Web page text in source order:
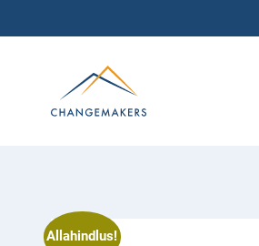
Allahindlus!